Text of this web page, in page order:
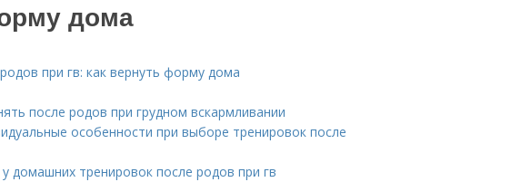
дома
при гв: как вернуть форму дома
после родов при грудном вскармливании
особенности при выборе тренировок после
домашних тренировок после родов при гв